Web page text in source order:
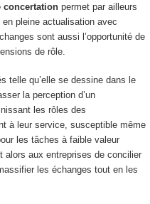
concertationpermet par ailleurs
pleine actualisation avec
sont aussi l’opportunité de
de rôle.
telle qu’elle se dessine dans le
la perception d’un
les rôles des
à leur service, susceptible même
les tâches à faible valeur
alors aux entreprises de concilier
les échanges tout en les